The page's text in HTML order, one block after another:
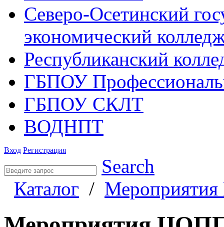
Северо-Осетинский
экономический
Республиканский
ГБПОУ
ГБПОУ СКЛТ
ВОДНПТ
Вход Регистрация
Search
Каталог /